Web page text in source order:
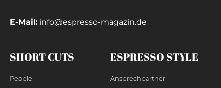
E-Mail: info@espresso-magazin.de
SHORT CUTS
People
ESPRESSO STYLE
Ansprechpartner